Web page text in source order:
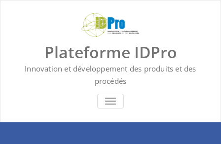
Plateforme IDPro
Innovation et développement des produits et des
procédés
BASCULER LA NAVIGATION